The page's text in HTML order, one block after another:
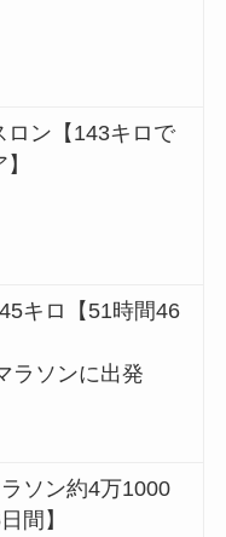
ロン【143キロで
キロ【51時間46
ラソンに出発
ソン約4万1000
間】